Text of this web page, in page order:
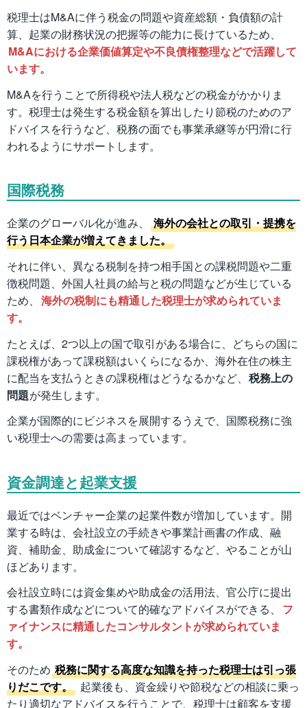
税理士はM&Aに伴う税金の問題や資産総額・負債額の計
算、起業の財務状況の把握等の能力に長けているため、
M&Aにおける企業価値算定や不良債権整理などで活躍して
います。
M&Aを行うことで所得税や法人税などの税金がかかりま
す。税理士は発生する税金額を算出したり節税のためのア
ドバイスを行うなど、税務の面でも事業承継等が円滑に行
われるようにサポートします。
国際税務
企業のグローバル化が進み、
海外の会社との取引・提携を
行う日本企業が増えてきました。
それに伴い、異なる税制を持つ相手国との課税問題や二重
徴税問題、外国人社員の給与と税の問題などが生じている
ため、 海外の税制にも精通した税理士が求められていま
す。
たとえば、2つ以上の国で取引がある場合に、どちらの国に
課税権があって課税額はいくらになるか、海外在住の株主
に配当を支払うときの課税権はどうなるかなど、 税務上の
問題が発生します。
企業が国際的にビジネスを展開するうえで、国際税務に強
い税理士への需要は高まっています。
資金調達と起業支援
最近ではベンチャー企業の起業件数が増加しています。開
業する時は、会社設立の手続きや事業計画書の作成、融
資、補助金、助成金について確認するなど、やることが山
ほどあります。
会社設立時には資金集めや助成金の活用法、官公庁に提出
する書類作成などについて的確なアドバイスができる、
フ
ァイナンスに精通したコンサルタントが求められていま
す。
そのため 税務に関する高度な知識を持った税理士は引っ張
りだこです。 起業後も、資金繰りや節税などの相談に乗っ
たり適切なアドバイスを行うことで、税理士は顧客を支援